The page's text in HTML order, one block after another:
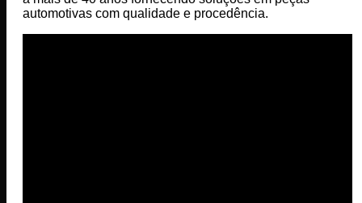
automotivas com qualidade e procedência.